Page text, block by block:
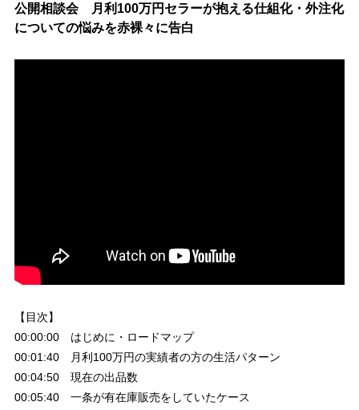
公開相談会 月利100万円セラーが抱える仕組化・外注化
についての悩みを赤裸々に告白
【目次】
00:00:00 はじめに・ロードマップ
00:01:40 月利100万円の実績者の方の生活パターン
00:04:50 現在の出品数
00:05:40 一条が有在庫販売をしていたケース